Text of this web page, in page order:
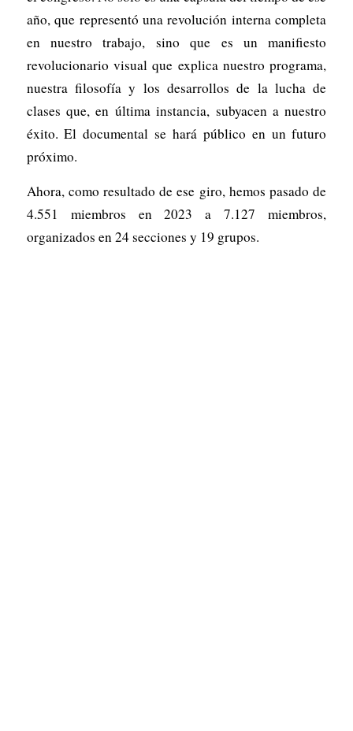
año, que representó una revolución interna completa
en nuestro trabajo, sino que es un manifiesto
revolucionario visual que explica nuestro programa,
nuestra filosofía y los desarrollos de la lucha de
clases que, en última instancia, subyacen a nuestro
éxito. El documental se hará público en un futuro
próximo.
Ahora, como resultado de ese giro, hemos pasado de
4.551 miembros en 2023 a 7.127 miembros,
organizados en 24 secciones y 19 grupos.